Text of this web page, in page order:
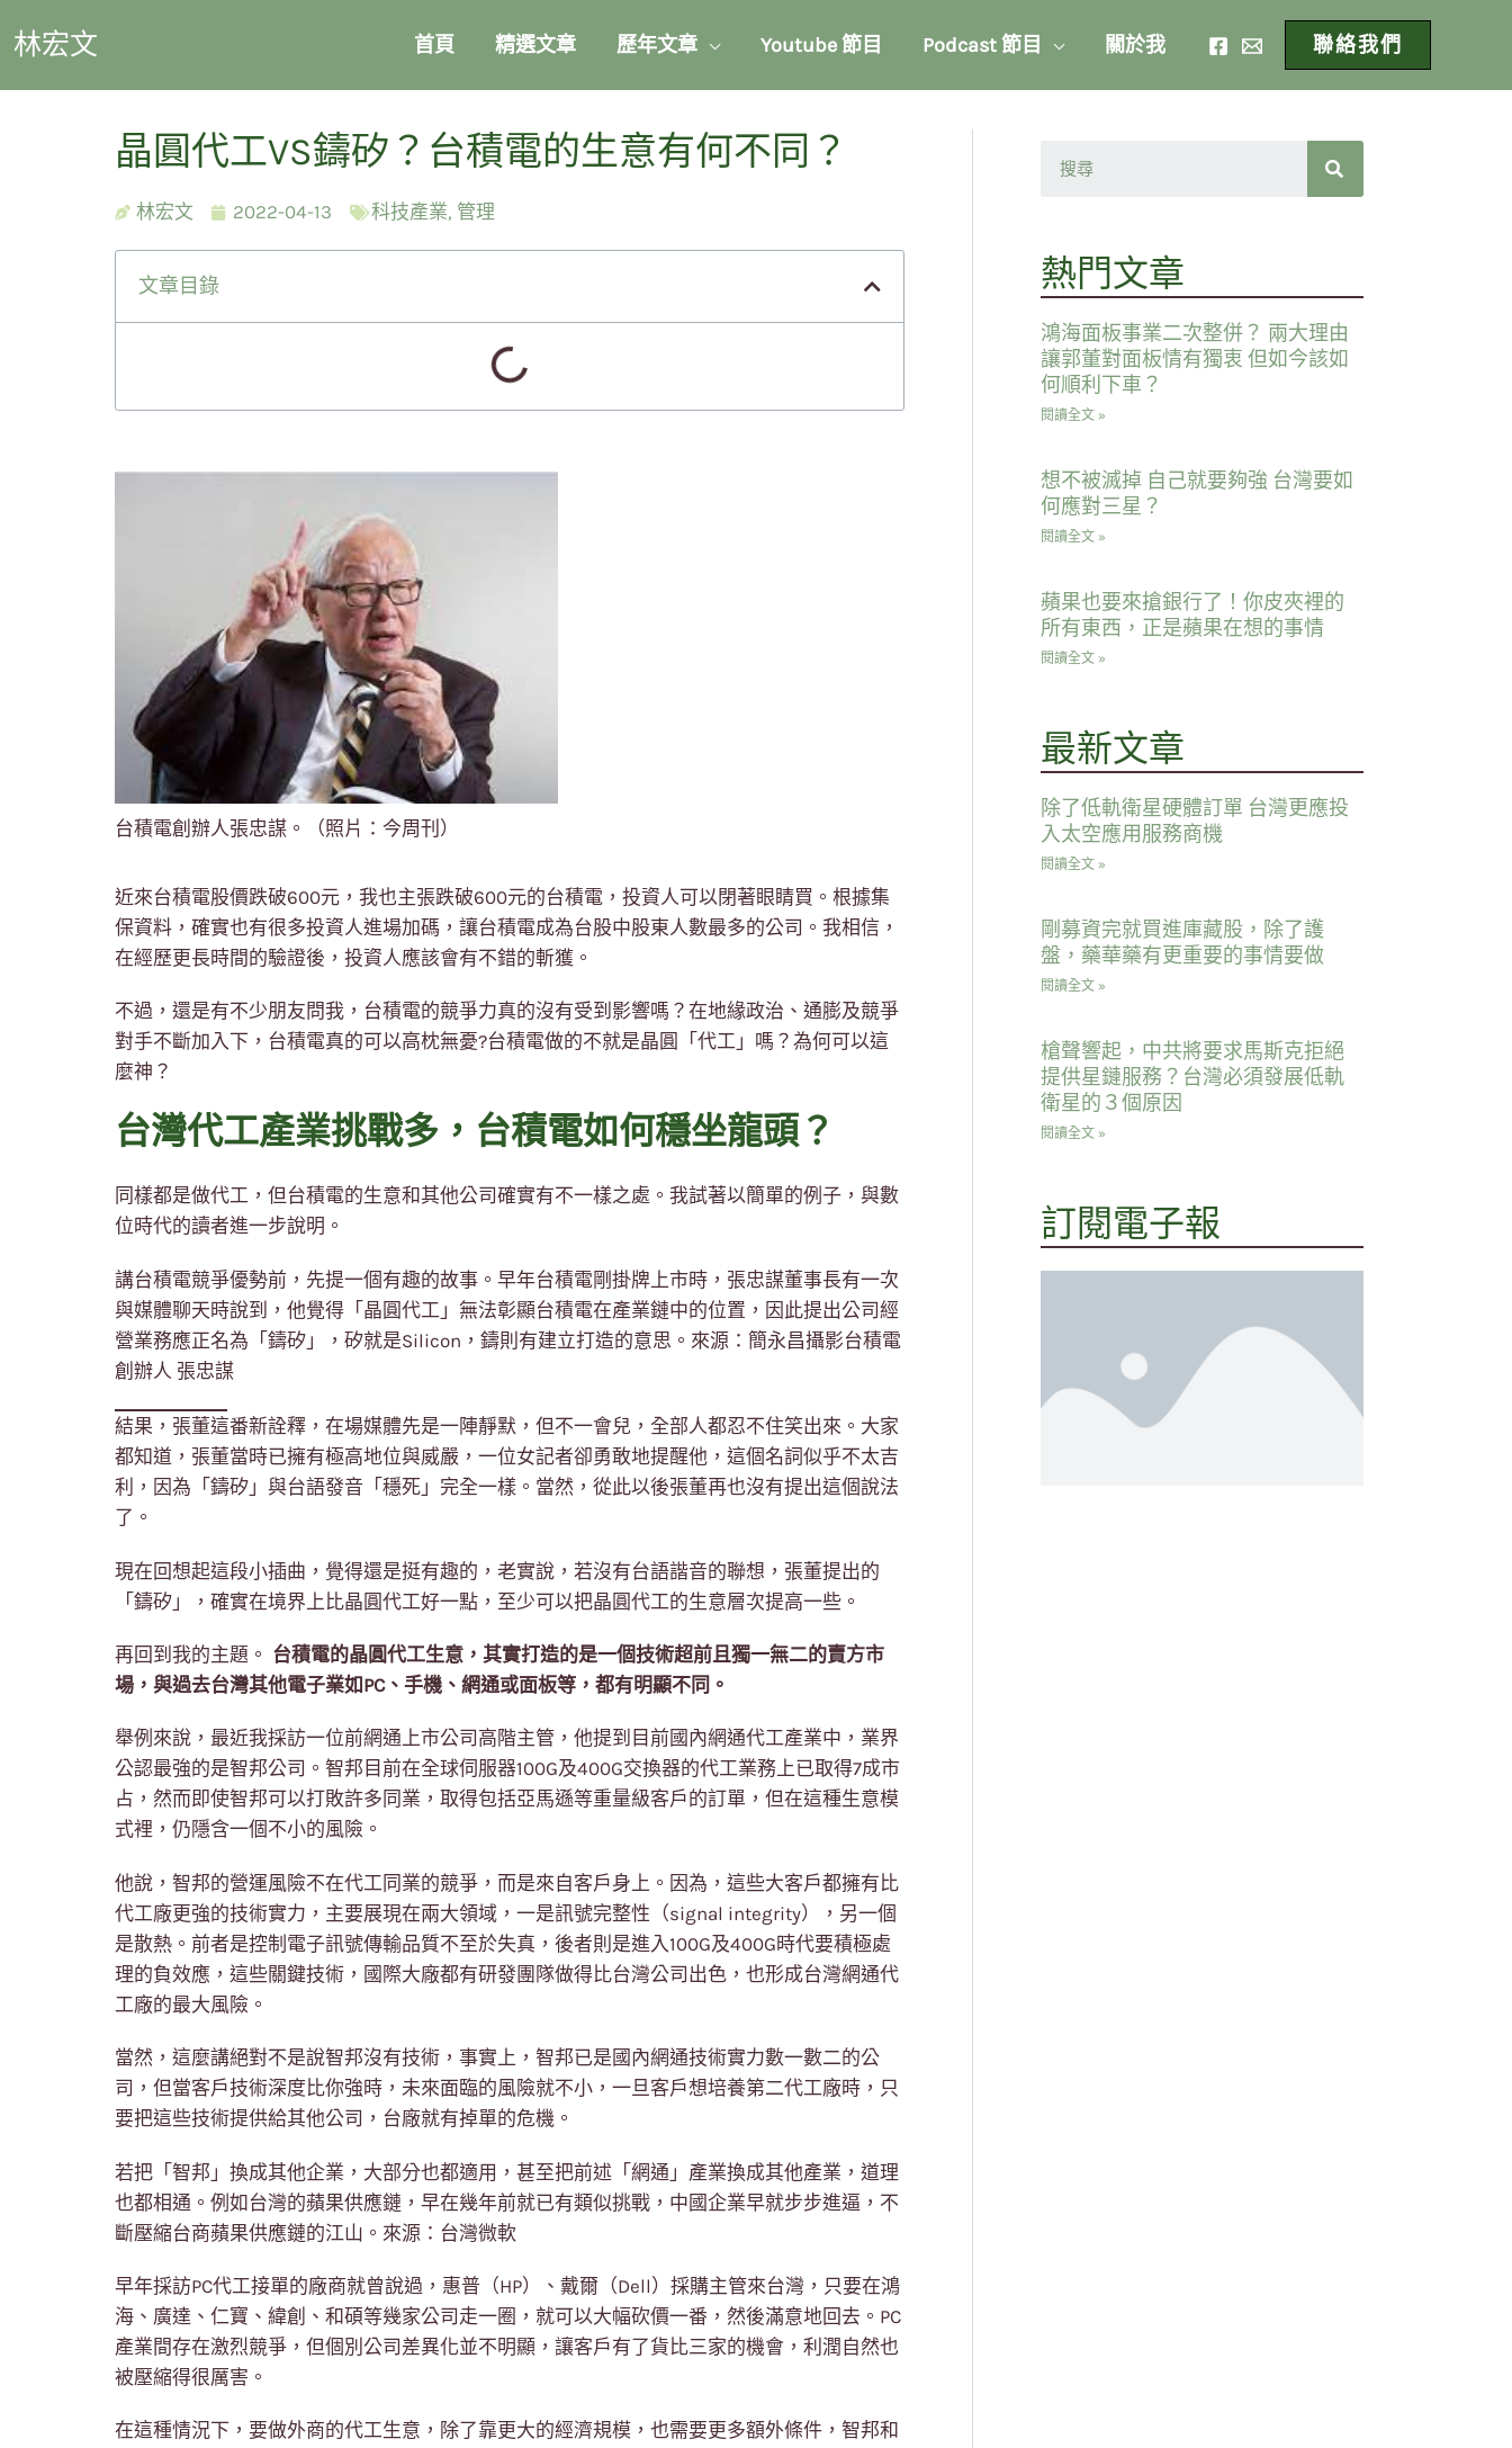
林宏文 首頁 精選文章 歷年文章 Youtube 節目 Podcast 節目 關於我 聯絡我們
晶圓代工VS鑄矽？台積電的生意有何不同？
林宏文 2022-04-13 科技產業, 管理
文章目錄
台積電創辦人張忠謀。（照片：今周刊）
近來台積電股價跌破600元，我也主張跌破600元的台積電，投資人可以閉著眼睛買。根據集
保資料，確實也有很多投資人進場加碼，讓台積電成為台股中股東人數最多的公司。我相信，
在經歷更長時間的驗證後，投資人應該會有不錯的斬獲。
不過，還是有不少朋友問我，台積電的競爭力真的沒有受到影響嗎？在地緣政治、通膨及競爭
對手不斷加入下，台積電真的可以高枕無憂?台積電做的不就是晶圓「代工」嗎？為何可以這
麼神？
台灣代工產業挑戰多，台積電如何穩坐龍頭？
同樣都是做代工，但台積電的生意和其他公司確實有不一樣之處。我試著以簡單的例子，與數
位時代的讀者進一步說明。
講台積電競爭優勢前，先提一個有趣的故事。早年台積電剛掛牌上市時，張忠謀董事長有一次
與媒體聊天時說到，他覺得「晶圓代工」無法彰顯台積電在產業鏈中的位置，因此提出公司經
營業務應正名為「鑄矽」，矽就是Silicon，鑄則有建立打造的意思。來源：簡永昌攝影台積電
創辦人 張忠謀
結果，張董這番新詮釋，在場媒體先是一陣靜默，但不一會兒，全部人都忍不住笑出來。大家
都知道，張董當時已擁有極高地位與威嚴，一位女記者卻勇敢地提醒他，這個名詞似乎不太吉
利，因為「鑄矽」與台語發音「穩死」完全一樣。當然，從此以後張董再也沒有提出這個說法
了。
現在回想起這段小插曲，覺得還是挺有趣的，老實說，若沒有台語諧音的聯想，張董提出的
「鑄矽」，確實在境界上比晶圓代工好一點，至少可以把晶圓代工的生意層次提高一些。
再回到我的主題。 台積電的晶圓代工生意，其實打造的是一個技術超前且獨一無二的賣方市
場，與過去台灣其他電子業如PC、手機、網通或面板等，都有明顯不同。
舉例來說，最近我採訪一位前網通上市公司高階主管，他提到目前國內網通代工產業中，業界
公認最強的是智邦公司。智邦目前在全球伺服器100G及400G交換器的代工業務上已取得7成市
占，然而即使智邦可以打敗許多同業，取得包括亞馬遜等重量級客戶的訂單，但在這種生意模
式裡，仍隱含一個不小的風險。
他說，智邦的營運風險不在代工同業的競爭，而是來自客戶身上。因為，這些大客戶都擁有比
代工廠更強的技術實力，主要展現在兩大領域，一是訊號完整性（signal integrity），另一個
是散熱。前者是控制電子訊號傳輸品質不至於失真，後者則是進入100G及400G時代要積極處
理的負效應，這些關鍵技術，國際大廠都有研發團隊做得比台灣公司出色，也形成台灣網通代
工廠的最大風險。
當然，這麼講絕對不是說智邦沒有技術，事實上，智邦已是國內網通技術實力數一數二的公
司，但當客戶技術深度比你強時，未來面臨的風險就不小，一旦客戶想培養第二代工廠時，只
要把這些技術提供給其他公司，台廠就有掉單的危機。
若把「智邦」換成其他企業，大部分也都適用，甚至把前述「網通」產業換成其他產業，道理
也都相通。例如台灣的蘋果供應鏈，早在幾年前就已有類似挑戰，中國企業早就步步進逼，不
斷壓縮台商蘋果供應鏈的江山。來源：台灣微軟
早年採訪PC代工接單的廠商就曾說過，惠普（HP）、戴爾（Dell）採購主管來台灣，只要在鴻
海、廣達、仁寶、緯創、和碩等幾家公司走一圈，就可以大幅砍價一番，然後滿意地回去。PC
產業間存在激烈競爭，但個別公司差異化並不明顯，讓客戶有了貨比三家的機會，利潤自然也
被壓縮得很厲害。
在這種情況下，要做外商的代工生意，除了靠更大的經濟規模，也需要更多額外條件，智邦和
熱門文章
鴻海面板事業二次整併？ 兩大理由
讓郭董對面板情有獨衷 但如今該如
何順利下車？
閱讀全文 »
想不被滅掉 自己就要夠強 台灣要如
何應對三星？
閱讀全文 »
蘋果也要來搶銀行了！你皮夾裡的
所有東西，正是蘋果在想的事情
閱讀全文 »
最新文章
除了低軌衛星硬體訂單 台灣更應投
入太空應用服務商機
閱讀全文 »
剛募資完就買進庫藏股，除了護
盤，藥華藥有更重要的事情要做
閱讀全文 »
槍聲響起，中共將要求馬斯克拒絕
提供星鏈服務？台灣必須發展低軌
衛星的３個原因
閱讀全文 »
訂閱電子報